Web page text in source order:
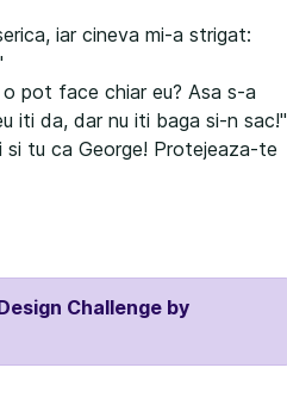
iar cineva mi-a strigat:
pot face chiar eu? Asa s-a
iti da, dar nu iti baga si-n sac!"
si tu ca George! Protejeaza-te
Challenge by